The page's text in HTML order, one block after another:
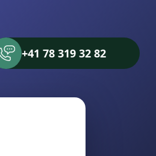
+41 78 319 32 82